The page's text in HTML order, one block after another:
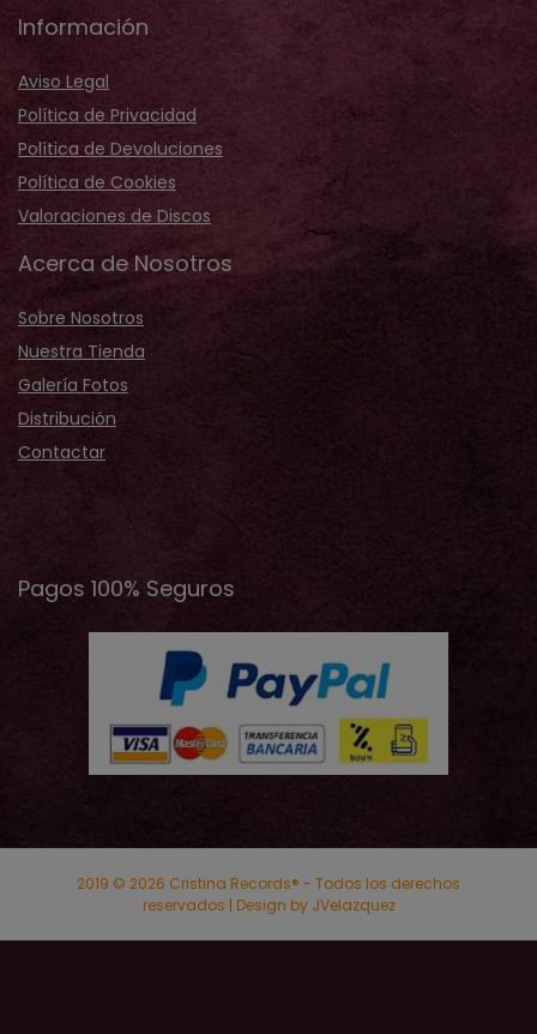
Información
Aviso Legal
Política de Privacidad
Política de Devoluciones
Política de Cookies
Valoraciones de Discos
Acerca de Nosotros
Sobre Nosotros
Nuestra Tienda
Galería Fotos
Distribución
Contactar
Pagos 100% Seguros
2019 © 2026 Cristina Records® - Todos los derechos
reservados | Design by JVelazquez